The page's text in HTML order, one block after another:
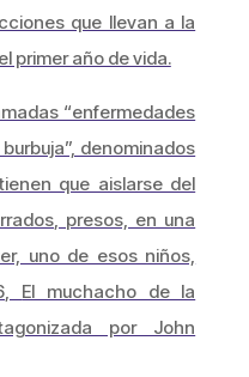
que llevan a la
primer año de vida.
“enfermedades
denominados
que aislarse del
presos, en una
uno de esos niños,
El muchacho de la
por John